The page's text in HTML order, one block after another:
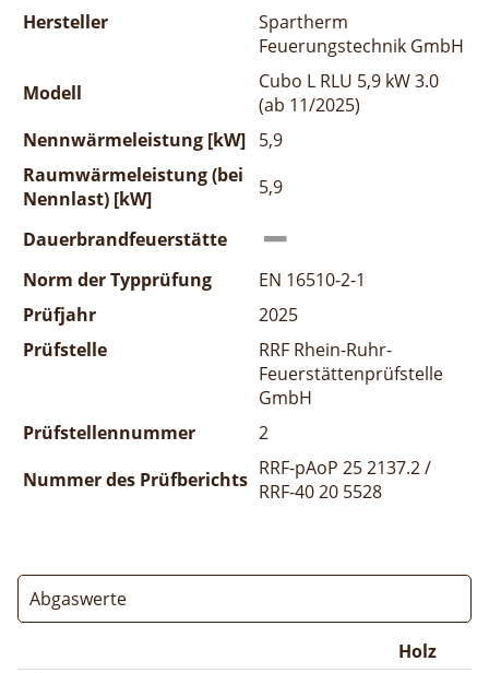
Hersteller
Spartherm
Feuerungstechnik GmbH
Modell
Cubo L RLU 5,9 kW 3.0
(ab 11/2025)
Nennwärmeleistung [kW] 5,9
Raumwärmeleistung (bei
Nennlast) [kW]
5,9
Dauerbrandfeuerstätte
Norm der Typprüfung
EN 16510-2-1
Prüfjahr
2025
Prüfstelle
RRF Rhein-Ruhr-
Feuerstättenprüfstelle
GmbH
Prüfstellennummer
2
Nummer des Prüfberichts RRF-pAoP 25 2137.2 /
RRF-40 20 5528
Abgaswerte
Holz